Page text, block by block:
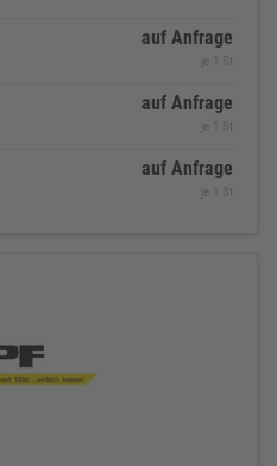
auf Anfrage
je 1 St
auf Anfrage
je 1 St
auf Anfrage
je 1 St